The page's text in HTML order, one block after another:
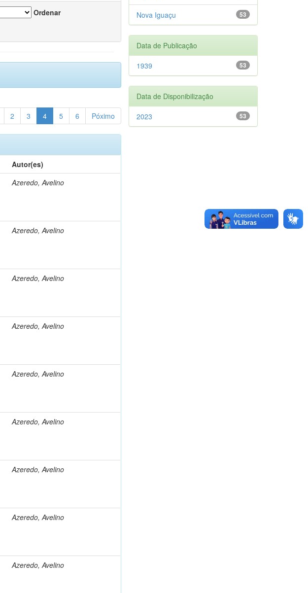
Ordenar
2 3 4 5 6 Póximo
Autor(es)
Azeredo, Avelino
Azeredo, Avelino
Azeredo, Avelino
Azeredo, Avelino
Azeredo, Avelino
Azeredo, Avelino
Azeredo, Avelino
Azeredo, Avelino
Azeredo, Avelino
53
Nova Iguaçu
Data de Publicação
53
1939
Data de Disponibilização
53
2023